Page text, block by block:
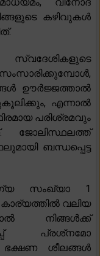
കഴിവുകൾ
ഊർജ്ജത്താൽ
എന്നാൽ
പരിശ്രമവും
ജോലിസ്ഥലത്ത്
ബന്ധപ്പെട്ട
സംഖ്യാ 1
വലിയ
നിങ്ങൾക്ക്
പ്രശ്‌നമോ
ഭക്ഷണ ശീലങ്ങൾ